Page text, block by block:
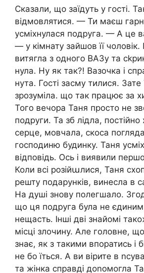
Сказали, що заїдуть у гості.
відмовлятися. — Ти маєш
усміхнулася подруга. — А це
— у кімнату зайшов її чоловік.
витягла з одного ВАЗу та
нула. Ну як так?! Вазочка і
нута. Гості засму тилися.
зрозуміла. що так працює за
Того вечора Таня просто не
подруги. Та зб лідла,
серце, мовчала, скоса
господиню будинку. Таня
відповідь. Ось і виявили
Коли всі розійաлися, Таня
решту подарунків, винесла в
На душі знову полегшало.
що ця подруга була не
нещасть. Інші дві знайомі
місці злочину. Але головне,
знає, як з такими впоратись і
не бо їться. А ви вірите в
та жінка справді доnомогла